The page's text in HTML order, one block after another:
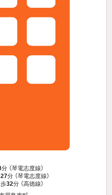
分 （琴電志度線）
27分 （琴電志度線）
32分 （高徳線）